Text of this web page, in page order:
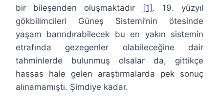
bir bileşenden oluşmaktadır
[1] . 19. yüzyıl
gökbilimcileri Güneş Sistemi’nin ötesinde
yaşam barındırabilecek bu en yakın sistemin
etrafında gezegenler olabileceğine dair
tahminlerde bulunmuş olsalar da, gittikçe
hassas hale gelen araştırmalarda pek sonuç
alınamamıştı. Şimdiye kadar.